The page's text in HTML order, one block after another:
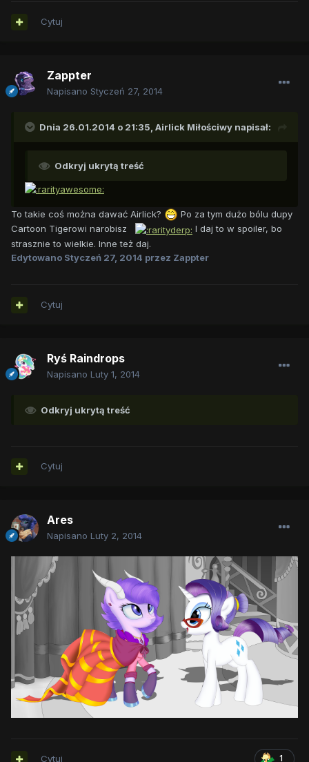
Cytuj
Zappter
Napisano Styczeń 27, 2014
Dnia 26.01.2014 o 21:35, Airlick Miłościwy napisał:
Odkryj ukrytą treść
To takie coś można dawać Airlick?
Po za tym dużo bólu dupy
Cartoon Tigerowi narobisz
I daj to w spoiler, bo
strasznie to wielkie. Inne też daj.
Edytowano Styczeń 27, 2014 przez Zappter
Cytuj
Ryś Raindrops
Napisano Luty 1, 2014
Odkryj ukrytą treść
Cytuj
Ares
Napisano Luty 2, 2014
1
Cytuj